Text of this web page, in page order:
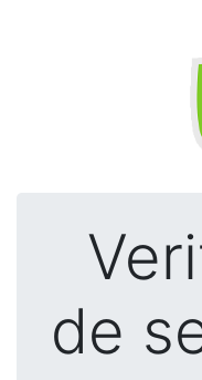
de